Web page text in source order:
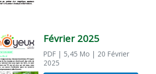
Février 2025
PDF | 5,45 Mo | 20 Février
2025